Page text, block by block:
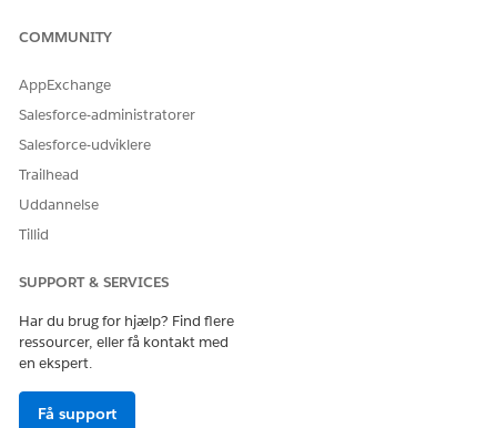
LØSTE DENNE ARTIKEL DIT PROBLEM?
Giv os besked, så vi kan forbedre os!
COMMUNITY
AppExchange
Salesforce-administratorer
Salesforce-udviklere
Trailhead
Uddannelse
Tillid
SUPPORT & SERVICES
Har du brug for hjælp? Find flere
ressourcer, eller få kontakt med
en ekspert.
Få support